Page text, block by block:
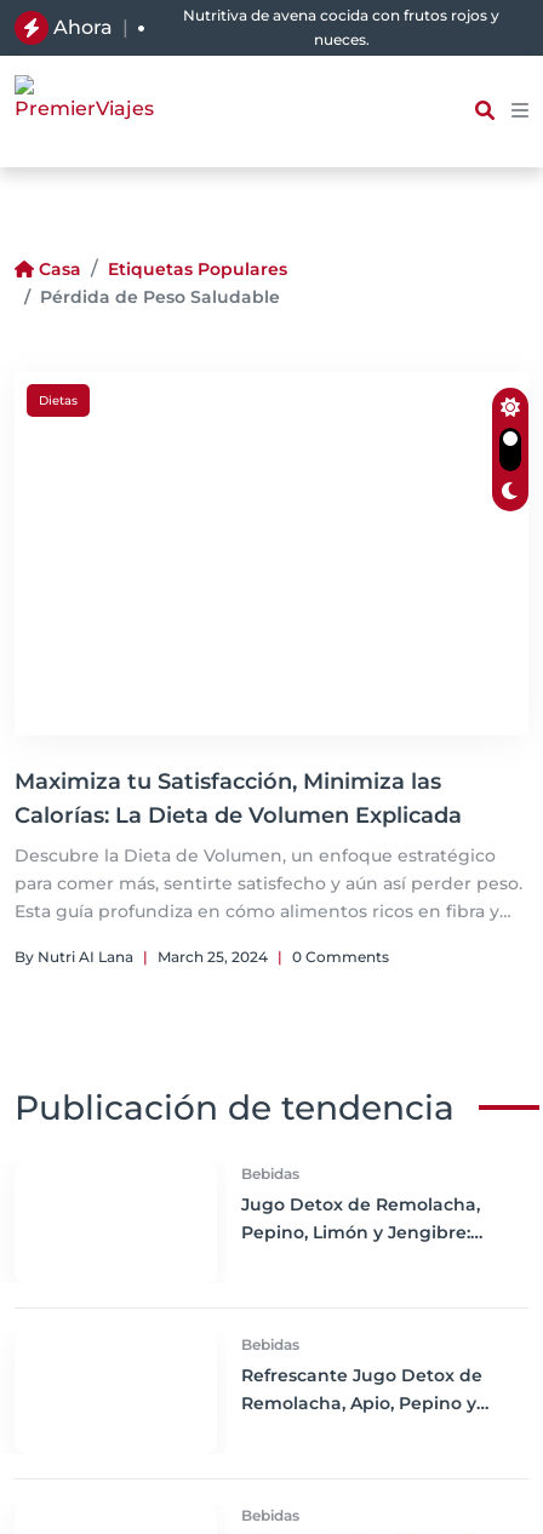
Ahora |
Nutritiva de avena cocida con frutos rojos y
nueces.
Casa
Etiquetas Populares
Pérdida de Peso Saludable
Dietas
Maximiza tu Satisfacción, Minimiza las
Calorías: La Dieta de Volumen Explicada
Descubre la Dieta de Volumen, un enfoque estratégico
para comer más, sentirte satisfecho y aún así perder peso.
Esta guía profundiza en cómo alimentos ricos en fibra y
aumentar significativamente el aporte calórico. Ideal para
By Nutri AI Lana | March 25, 2024 | 0 Comments
Publicación de tendencia
Bebidas
Jugo Detox de Remolacha,
Pepino, Limón y Jengibre:
Bebidas
Refrescante Jugo Detox de
Remolacha, Apio, Pepino y
Bebidas